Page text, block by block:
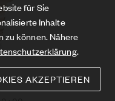
für Sie
Inhalte
zu können. Nähere
.
AKZEPTIEREN